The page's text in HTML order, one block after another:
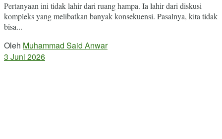
Pertanyaan ini tidak lahir dari ruang hampa. Ia lahir dari diskusi
kompleks yang melibatkan banyak konsekuensi. Pasalnya, kita tidak
bisa...
Oleh Muhammad Said Anwar
3 Juni 2026